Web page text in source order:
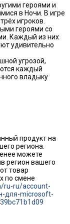
героями и
в Ночи. В игре
игроков.
героями со
Каждый из них
удивительно
угрозой,
каждый
владыку
продукт на
региона.
можете
регион вашего
товар
по смене
ru-ru/account-
для-microsoft-